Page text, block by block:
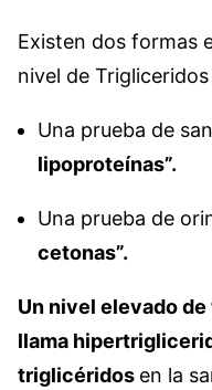
Existen dos formas
nivel de
Una prueba de
lipoproteínas”.
Una prueba de
cetonas”.
Un nivel elevado
llama
triglicéridos en la